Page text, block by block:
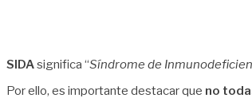
SIDAsignifica “Síndrome de
Por ello, es importante destacar que no